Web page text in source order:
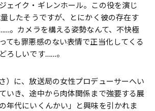
ェイク・ギレンホール。この役を演じ
したそうですが、とにかく彼の存在す
。カメラを構える姿勢なんて、不快極
ても罪悪感のない表情で正当化してくる
ろしいです……。
）に、放送局の女性プロデューサーへい
いき、途中から肉体関係まで強要する展
代にいくんかい」と興味を引かれま